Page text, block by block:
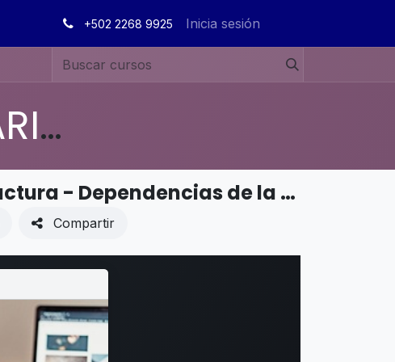
+502 2268 9925 Inicia sesión
MANUALES DE USUARIO EN ESPAÑOL ODOO 19
CADENA DE SUMINISTROS - Manufactura - Dependencias de la orden de trabajo
Compartir